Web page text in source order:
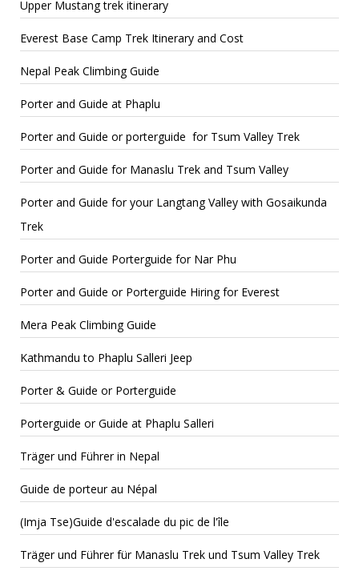
Upper Mustang trek itinerary
Everest Base Camp Trek Itinerary and Cost
Nepal Peak Climbing Guide
Porter and Guide at Phaplu
Porter and Guide or porterguide for Tsum Valley Trek
Porter and Guide for Manaslu Trek and Tsum Valley
Porter and Guide for your Langtang Valley with Gosaikunda
Trek
Porter and Guide Porterguide for Nar Phu
Porter and Guide or Porterguide Hiring for Everest
Mera Peak Climbing Guide
Kathmandu to Phaplu Salleri Jeep
Porter & Guide or Porterguide
Porterguide or Guide at Phaplu Salleri
Träger und Führer in Nepal
Guide de porteur au Népal
(Imja Tse)Guide d'escalade du pic de l'île
Träger und Führer für Manaslu Trek und Tsum Valley Trek